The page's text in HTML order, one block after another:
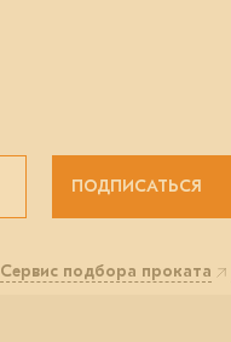
ПОДПИСАТЬСЯ
Сервис подбора проката